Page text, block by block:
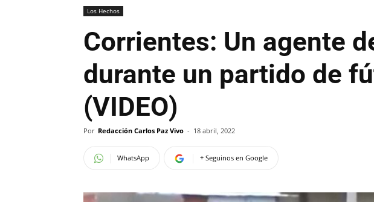
Los Hechos
Corrientes: Un agente
durante un partido de
(VIDEO)
Por Redacción Carlos Paz Vivo - 18 abril, 2022
WhatsApp + Seguinos en Google